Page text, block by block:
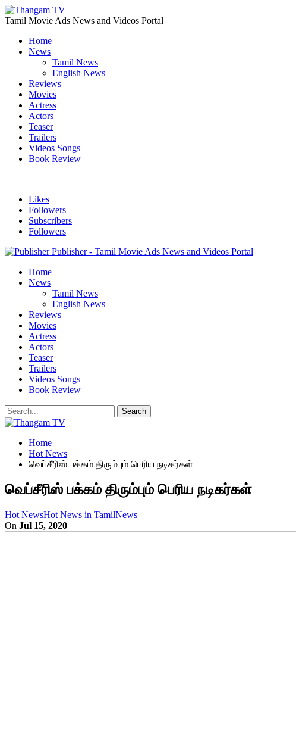
Tamil Movie Ads News and Videos Portal
Home
News
Tamil News
English News
Reviews
Movies
Actress
Actors
Teaser
Trailers
Videos Songs
Book Review
Likes
Followers
Subscribers
Followers
Publisher - Tamil Movie Ads News and Videos Portal
Home
News
Tamil News
English News
Reviews
Movies
Actress
Actors
Teaser
Trailers
Videos Songs
Book Review
Home
Hot News
வெப்சீரிஸ் பக்கம் திரும்பும் பெரிய நடிகர்கள்
வெப்சீரிஸ் பக்கம் திரும்பும் பெரிய நடிகர்கள்
Hot NewsHot News in TamilNews
On Jul 15, 2020